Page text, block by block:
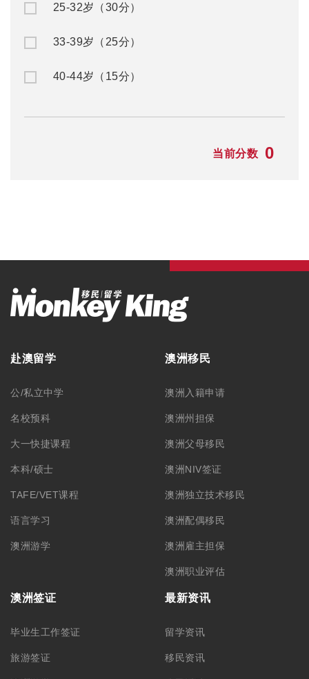
25-32岁（30分）
33-39岁（25分）
40-44岁（15分）
当前分数 0
赴澳留学
公/私立中学
名校预科
大一快捷课程
本科/硕士
TAFE/VET课程
语言学习
澳洲游学
澳洲移民
澳洲入籍申请
澳洲州担保
澳洲父母移民
澳洲NIV签证
澳洲独立技术移民
澳洲配偶移民
澳洲雇主担保
澳洲职业评估
澳洲签证
毕业生工作签证
旅游签证
最新资讯
留学资讯
移民资讯